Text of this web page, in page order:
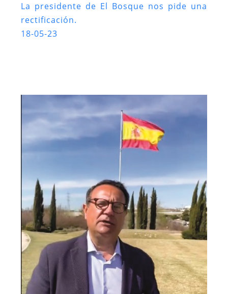
La presidente de El Bosque nos pide una
rectificación.
18-05-23